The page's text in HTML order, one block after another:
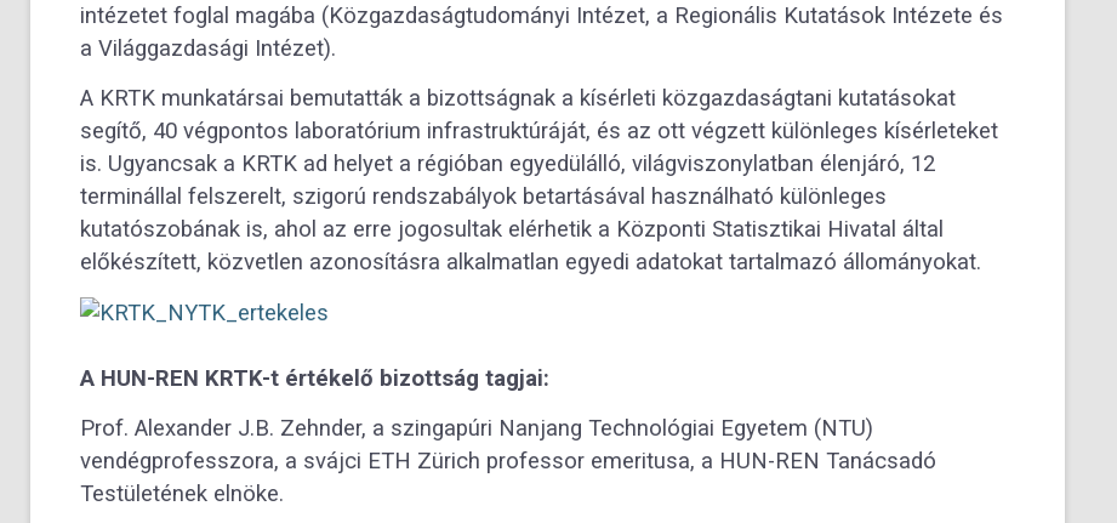
intézetet foglal magába (Közgazdaságtudományi Intézet, a Regionális Kutatások Intézete és
a Világgazdasági Intézet).
A KRTK munkatársai bemutatták a bizottságnak a kísérleti közgazdaságtani kutatásokat
segítő, 40 végpontos laboratórium infrastruktúráját, és az ott végzett különleges kísérleteket
is. Ugyancsak a KRTK ad helyet a régióban egyedülálló, világviszonylatban élenjáró, 12
terminállal felszerelt, szigorú rendszabályok betartásával használható különleges
kutatószobának is, ahol az erre jogosultak elérhetik a Központi Statisztikai Hivatal által
előkészített, közvetlen azonosításra alkalmatlan egyedi adatokat tartalmazó állományokat.
A HUN-REN KRTK-t értékelő bizottság tagjai:
Prof. Alexander J.B. Zehnder, a szingapúri Nanjang Technológiai Egyetem (NTU)
vendégprofesszora, a svájci ETH Zürich professor emeritusa, a HUN-REN Tanácsadó
Testületének elnöke.